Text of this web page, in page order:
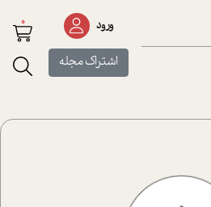
ورود
اشتراک مجله
0